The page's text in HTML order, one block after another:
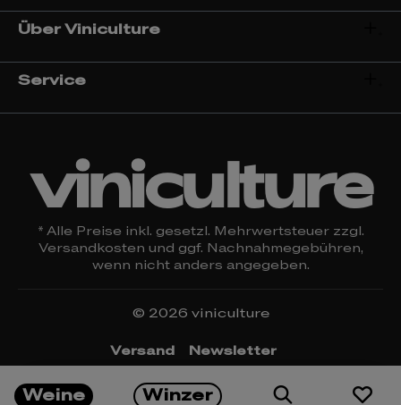
Weine Winzer
Über Viniculture
Service
viniculture
* Alle Preise inkl. gesetzl. Mehrwertsteuer zzgl.
Versandkosten und ggf. Nachnahmegebühren,
wenn nicht anders angegeben.
© 2026 viniculture
Versand
Newsletter
Öffnungszeiten & Kontakt